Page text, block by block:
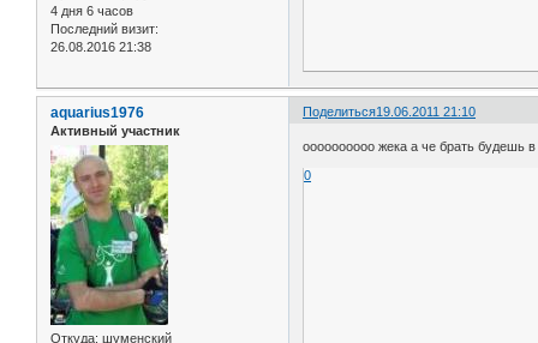
4 дня 6 часов
Последний визит:
26.08.2016 21:38
Поделиться19.06.2011 21:10
aquarius1976
Активный участник
Откуда: шуменский
оооооооооо жека а че брать будешь
0